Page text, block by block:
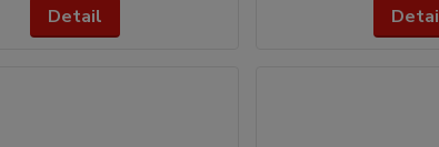
Detail